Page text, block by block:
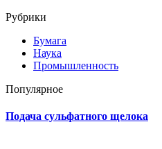
Рубрики
Бумага
Наука
Промышленность
Популярное
Подача сульфатного щелока